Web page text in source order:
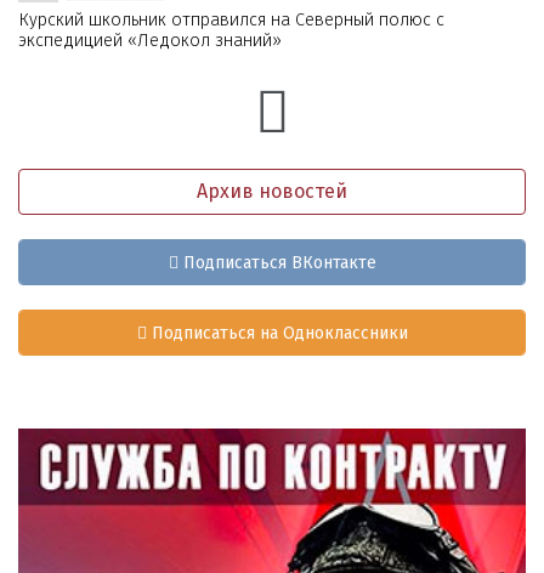
Курский школьник отправился на Северный полюс с
экспедицией «Ледокол знаний»
Архив новостей
Подписаться ВКонтакте
Подписаться на Одноклассники